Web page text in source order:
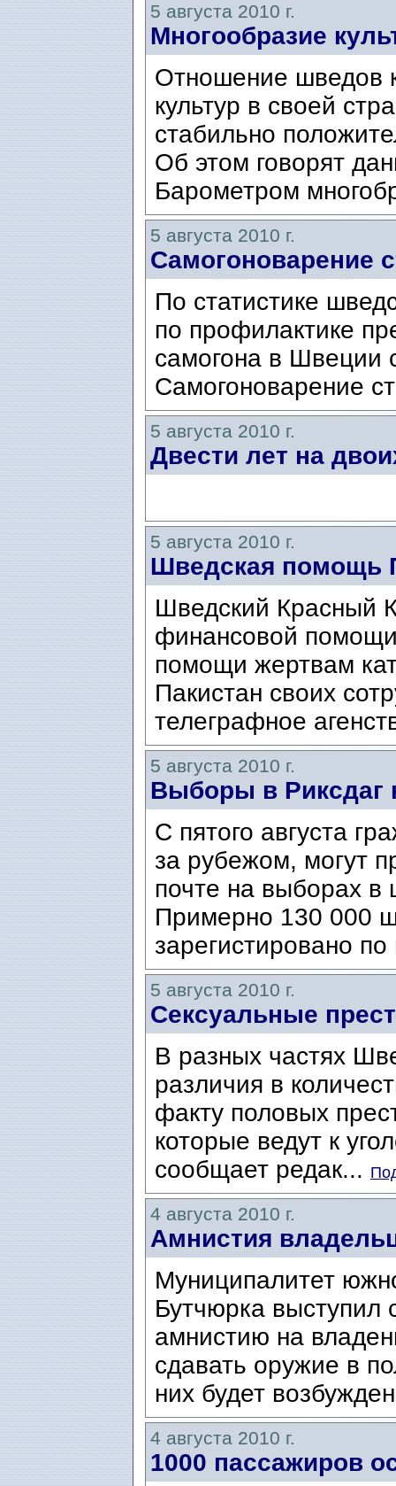
5 августа 2010 г.
Многообразие
Отношение шведов
культур в своей
стабильно
Об этом говорят
Барометром
5 августа 2010 г.
Самогоноварение
По статистике
по профилактике
самогона в Швеции
Самогоноварение
5 августа 2010 г.
Двести лет на
5 августа 2010 г.
Шведская помощь
Шведский Красный
финансовой
помощи жертвам
Пакистан своих
телеграфное
5 августа 2010 г.
Выборы в Риксдаг
С пятого августа
за рубежом, могут
почте на выборах в
Примерно 130 000
зарегистировано
5 августа 2010 г.
Сексуальные
В разных частях
различия в
факту половых
которые ведут к
сообщает редак...
4 августа 2010 г.
Амнистия
Муниципалитет
Бутчюрка выступил
амнистию на
сдавать оружие в
них будет
4 августа 2010 г.
1000 пассажиров